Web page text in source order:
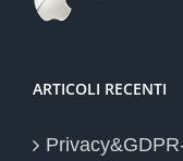
ARTICOLI RECENTI